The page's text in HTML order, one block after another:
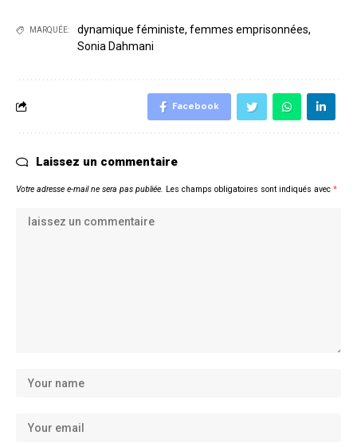
MARQUÉE: dynamique féministe, femmes emprisonnées,
Sonia Dahmani
Facebook
Laissez un commentaire
Votre adresse e-mail ne sera pas publiée. Les champs obligatoires sont indiqués avec *